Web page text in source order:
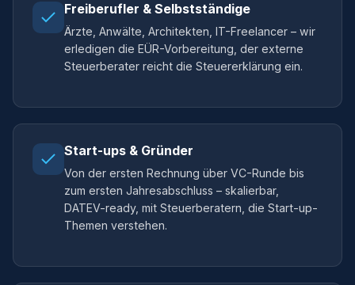
Freiberufler & Selbstständige
Ärzte, Anwälte, Architekten, IT-Freelancer – wir
erledigen die EÜR-Vorbereitung, der externe
Steuerberater reicht die Steuererklärung ein.
Start-ups & Gründer
Von der ersten Rechnung über VC-Runde bis
zum ersten Jahresabschluss – skalierbar,
DATEV-ready, mit Steuerberatern, die Start-up-
Themen verstehen.